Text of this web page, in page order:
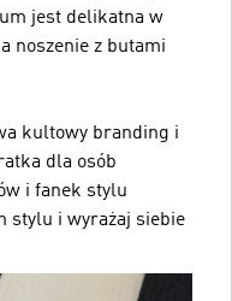
jest delikatna w
noszenie z butami
kultowy branding i
dla osób
i fanek stylu
stylu i wyrażaj siebie